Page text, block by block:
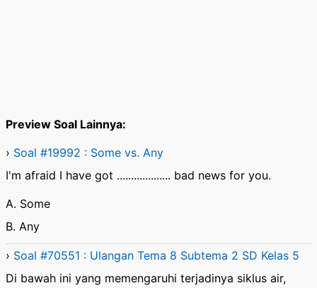
Preview Soal Lainnya:
› Soal #19992 : Some vs. Any
I'm afraid I have got ................... bad news for you.
A. Some
B. Any
› Soal #70551 : Ulangan Tema 8 Subtema 2 SD Kelas 5
Di bawah ini yang memengaruhi terjadinya siklus air,